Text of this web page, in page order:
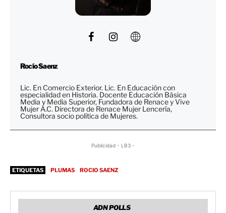
Rocío Saenz
Lic. En Comercio Exterior. Lic. En Educación con
especialidad en Historia. Docente Educación Básica
Media y Media Superior, Fundadora de Renace y Vive
Mujer A.C. Directora de Renace Mujer Lencería,
Consultora socio política de Mujeres.
Publicidad - LB3 -
ETIQUETAS PLUMAS ROCIO SAENZ
ADN POLLS